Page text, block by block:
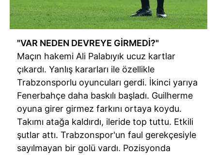
"VAR NEDEN DEVREYE GİRMEDİ?"
Maçın hakemi Ali Palabıyık ucuz kartlar
çıkardı. Yanlış kararları ile özellikle
Trabzonsporlu oyuncuları gerdi. İkinci yarıya
Fenerbahçe daha baskılı başladı. Guilherme
oyuna girer girmez farkını ortaya koydu.
Takımı atağa kaldırdı, ileride top tuttu. Etkili
şutlar attı. Trabzonspor'un faul gerekçesiyle
sayılmayan bir golü vardı. Pozisyonda